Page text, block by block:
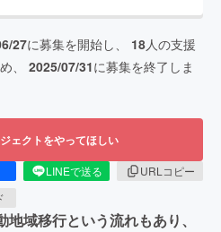
27に募集を開始し、 18人の支援
、 2025/07/31に募集を終了しま
ェクトをやってほしい
LINEで送る
URLコピー
域移行という流れもあり、